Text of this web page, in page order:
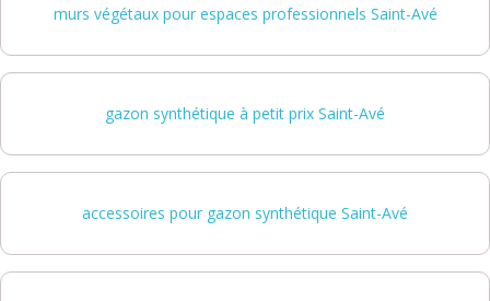
murs végétaux pour espaces professionnels Saint-Avé
gazon synthétique à petit prix Saint-Avé
accessoires pour gazon synthétique Saint-Avé